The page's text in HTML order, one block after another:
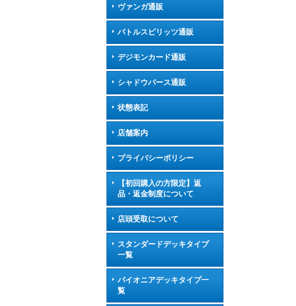
ヴァンガ通販
バトルスピリッツ通販
デジモンカード通販
シャドウバース通販
状態表記
店舗案内
プライバシーポリシー
【初回購入の方限定】返
品・返金制度について
店頭受取について
スタンダードデッキタイプ
一覧
パイオニアデッキタイプ一
覧